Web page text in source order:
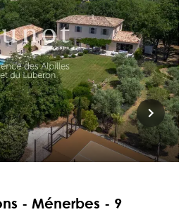
- Ménerbes - 9